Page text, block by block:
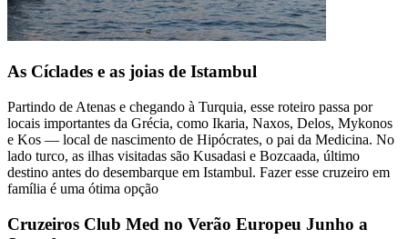
As Cíclades e as joias de Istambul
Partindo de Atenas e chegando à Turquia, esse roteiro passa por
locais importantes da Grécia, como Ikaria, Naxos, Delos, Mykonos
e Kos — local de nascimento de Hipócrates, o pai da Medicina. No
lado turco, as ilhas visitadas são Kusadasi e Bozcaada, último
destino antes do desembarque em Istambul. Fazer esse cruzeiro em
família é uma ótima opção
Cruzeiros Club Med no Verão Europeu Junho a